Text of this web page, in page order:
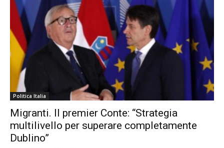
Politica Italia
Migranti. Il premier Conte: “Strategia
multilivello per superare completamente
Dublino”